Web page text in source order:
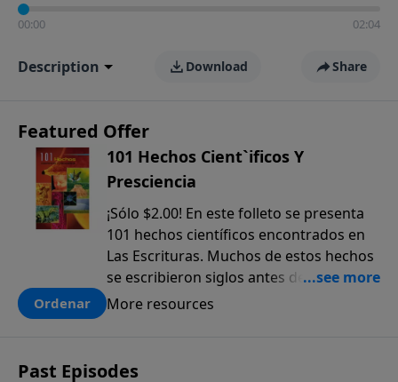
00:00 02:04
Description Download Share
Featured Offer
101 Hechos Cient`ificos Y
Presciencia
¡Sólo $2.00! En este folleto se presenta
101 hechos científicos encontrados en
Las Escrituras. Muchos de estos hechos
se escribieron siglos antes de que
fueran descubiertos. El anticipado
más a la prueba colectiva de que la
Ordenar More resources
Past Episodes